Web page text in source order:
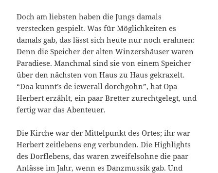
Doch am liebsten haben die Jungs damals
verstecken gespielt. Was für Möglichkeiten es
damals gab, das lässt sich heute nur noch erahnen:
Denn die Speicher der alten Winzershäuser waren
Paradiese. Manchmal sind sie von einem Speicher
über den nächsten von Haus zu Haus gekraxelt.
“Doa kunnt’s de iewerall dorchgohn”, hat Opa
Herbert erzählt, ein paar Bretter zurechtgelegt, und
fertig war das Abenteuer.
Die Kirche war der Mittelpunkt des Ortes; ihr war
Herbert zeitlebens eng verbunden. Die Highlights
des Dorflebens, das waren zweifelsohne die paar
Anlässe im Jahr, wenn es Danzmussik gab. Und